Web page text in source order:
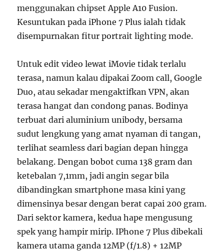
menggunakan chipset Apple A10 Fusion.
Kesuntukan pada iPhone 7 Plus ialah tidak
disempurnakan fitur portrait lighting mode.
Untuk edit video lewat iMovie tidak terlalu
terasa, namun kalau dipakai Zoom call, Google
Duo, atau sekadar mengaktifkan VPN, akan
terasa hangat dan condong panas. Bodinya
terbuat dari aluminium unibody, bersama
sudut lengkung yang amat nyaman di tangan,
terlihat seamless dari bagian depan hingga
belakang. Dengan bobot cuma 138 gram dan
ketebalan 7,1mm, jadi angin segar bila
dibandingkan smartphone masa kini yang
dimensinya besar dengan berat capai 200 gram.
Dari sektor kamera, kedua hape mengusung
spek yang hampir mirip. IPhone 7 Plus dibekali
kamera utama ganda 12MP (f/1.8) + 12MP